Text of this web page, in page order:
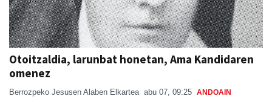
Otoitzaldia, larunbat honetan, Ama Kandidaren
omenez
Berrozpeko Jesusen Alaben Elkartea abu 07, 09:25 ANDOAIN